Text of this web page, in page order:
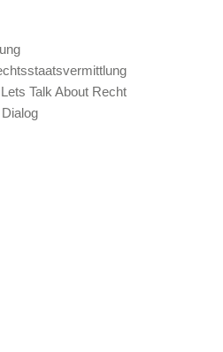
Talk About Recht